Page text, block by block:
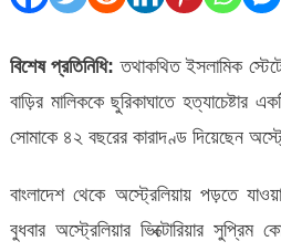
বিশেষ প্রতিনিধি:তথাকথিত ইসলামিক
বাড়ির মালিককে ছুরিকাঘাতে হত্যাচেষ্টার
সোমাকে ৪২ বছরের কারাদণ্ড দিয়েছেন
বাংলাদেশ থেকে অস্ট্রেলিয়ায় পড়তে
বুধবার অস্ট্রেলিয়ার ভিক্টোরিয়ার সুপ্রিম